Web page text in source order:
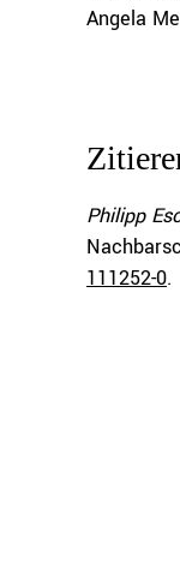
Angela
Philipp
111252-0.